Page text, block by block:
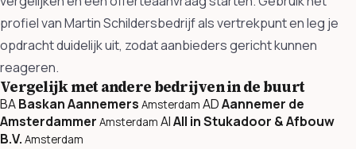
profiel van Martin Schildersbedrijf als vertrekpunt en leg je
opdracht duidelijk uit, zodat aanbieders gericht kunnen
reageren.
Vergelijk met andere bedrijven in de buurt
BABaskan Aannemers Amsterdam ADAannemer de
Amsterdammer Amsterdam AIAll in Stukadoor & Afbouw
B.V. Amsterdam